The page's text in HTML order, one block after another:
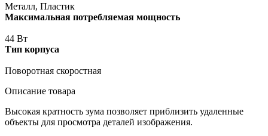
Металл, Пластик
Максимальная потребляемая мощность
44 Вт
Тип корпуса
Поворотная скоростная
Описание товара
Высокая кратность зума позволяет приблизить удаленные
объекты для просмотра деталей изображения.